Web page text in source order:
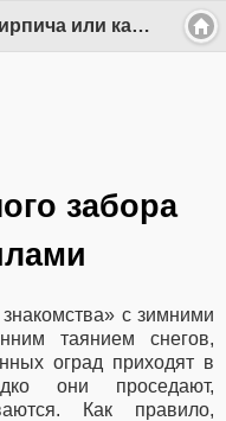
Ремонтируем забор из кирпича или камня своими руками
забора
с зимними
таянием снегов,
оград приходят в
они проседают,
Как правило,